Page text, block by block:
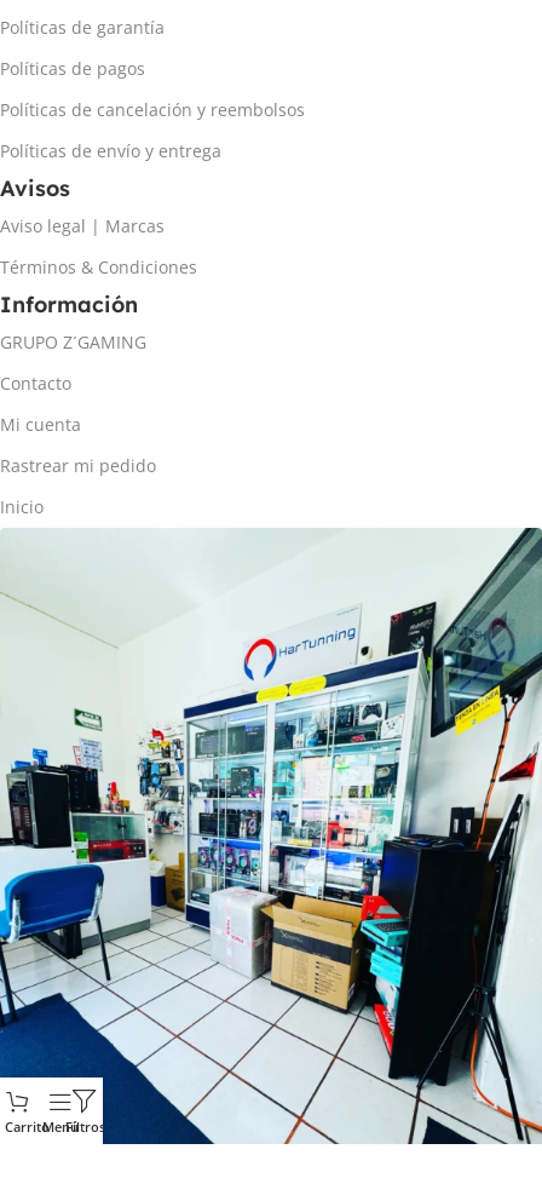
Políticas de garantía
Políticas de pagos
Políticas de cancelación y reembolsos
Políticas de envío y entrega
Avisos
Aviso legal | Marcas
Términos & Condiciones
Información
GRUPO Z´GAMING
Contacto
Mi cuenta
Rastrear mi pedido
Inicio
CarritoMenúFiltros